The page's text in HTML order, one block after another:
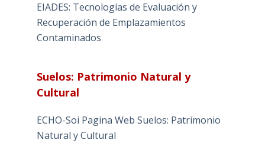
EIADES: Tecnologías de Evaluación y
Recuperación de Emplazamientos
Contaminados
Suelos: Patrimonio Natural y
Cultural
ECHO-Soi Pagina Web Suelos: Patrimonio
Natural y Cultural